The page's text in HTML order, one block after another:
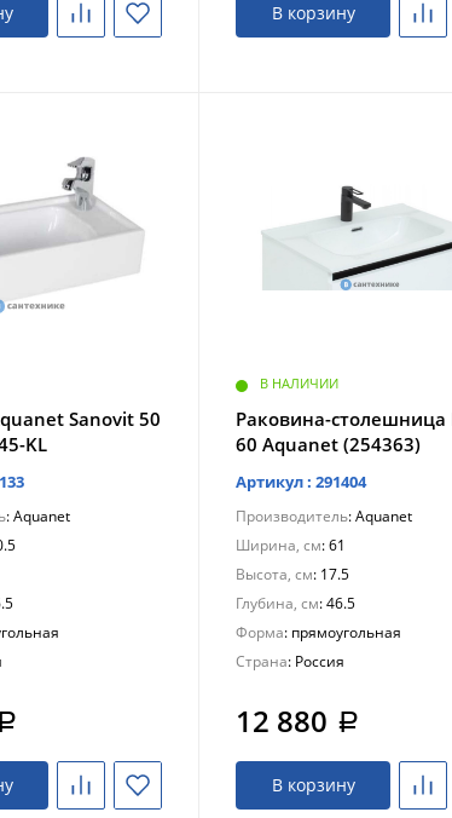
В корзину
Sanovit 50
KL
: Aquanet
В НАЛИЧИИ
Раковина-столешница
60 Aquanet (254363)
Артикул : 291404
Производитель: Aquanet
Ширина, см: 61
Высота, см: 17.5
Глубина, см: 46.5
Форма: прямоугольная
Страна: Россия
12 880 a
В корзину